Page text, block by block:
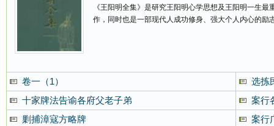
《王阳明全集》是研究王阳明心学思想及王阳明一生
作，同时也是一部现代人成功修身、强大个人内心的励
卷一（1）
选拣
十家牌法告谕各府父老子弟
案行
剿捕漳寇方略牌
案行